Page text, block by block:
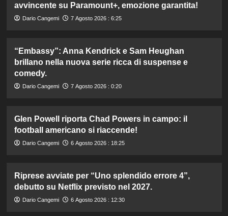
avvincente su Paramount+, emozione garantita!
Dario Cangemi 7 Agosto 2026 : 6:25
“Embassy”: Anna Kendrick e Sam Heughan
brillano nella nuova serie ricca di suspense e
comedy.
Dario Cangemi 7 Agosto 2026 : 0:20
Glen Powell riporta Chad Powers in campo: il
football americano si riaccende!
Dario Cangemi 6 Agosto 2026 : 18:25
Riprese avviate per “Uno splendido errore 4”,
debutto su Netflix previsto nel 2027.
Dario Cangemi 6 Agosto 2026 : 12:30